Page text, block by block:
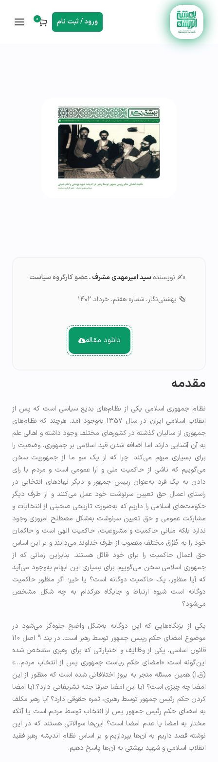
ورود / ثبت نام 0
✍️ نویسنده:سید امیرمهدی مشرفـ عضو کارگروه سیاست
🗞️ بهشتی‌نگار، شماره هفتم، خرداد ۱۴۰۲
دانلود مقاله
مقدمه
نظام جمهوری اسلامی یکی از نظام‌های بدیع سیاسی است که پس از
انقلاب اسلامی ایران در سال 1357 به‌وجود آمد. هرچند که نظام‌های
جمهوری از سالیان گذشته در کشورهای مختلف وجود داشته و اهالی علم
به آن آشنایی دارند اما اضافه شدن قید اسلامی بر جمهوری، وضعیت را
برای بسیاری مبهم می‌کند. چرا که از یک سو ما از جمهوریت سخن
می‌گوییم که ناشی از حاکمیت ملی و آرا عمومی است و مردم با رای
دادن به یک فرد به‌عنوان رییس جمهور و دیگر نهادهای انتخابی در
راستای اعمال حق تعیین سرنوشت خود عمل می‌کنند و از طرف دیگر
حکومت‌های اسلامی را داریم که به‌صورت تاریخی صحبتی از انتخابات و
مشارکت عمومی و حق تعیین سرنوشت به‌شکل مصطلح امروزی وجود
ندارد بلکه مبانی حاکمیت و مشروعیت، حاکمیت الهی است و حاکمان
خود را به طُرُق مختلف منصوب از طرف خداوند می‌دانند و بر این اساس
حق اعمال حاکمیت را برای خود قائل هستند. بنابراین زمانی که از
جمهوری اسلامی سخن می‌گوییم برای بسیاری این ابهام به‌وجود می‌آید
که آیا منظور، یک حاکمیت دوگانه است؟ یا خیر؛ اگر منظور حاکمیت
دوگانه است شیوه ارتباط و جایگاه هرکدام به چه شکل مشخص
می‌شود؟
یکی از بزنگاه‌هایی که این دوگانه به‌شکل واضح جلوه‌گر می‌شود در
موضوع امضای حکم رییس جمهور توسط رهبر است. در یند 9 اصل 110
قانون اساسی، یکی از وظایف و اختیاراتی که برای رهبری مشخص شده
این‌گونه است: «امضای حکم ریاست جمهوری پس از انتخاب مردم…»
(ق.ا) همین مسئله منجر به بروز اختلافاتی شده است که منظور از این
امضا چه چیزی است؟ آیا این امضا صرفا جنبه تشریفاتی دارد؟ آیا امضا
کردن حکم رئیس جمهور توسط رهبری، ثمره حقوقی دارد؟ آیا رهبر مکلف
به امضای حکم رئیس جمهور پس از انتخاب توسط مردم است یا آنکه
مختار به امضا یا عدم امضا است؟ این‌ها سوالاتی هستند که در این
نوشته قصد داریم به آن‌ها بپردازیم و بر اساس نظام اندیشه رهبر فقید
انقلاب اسلامی و شهید بهشتی به آن‌ها پاسخ دهیم.